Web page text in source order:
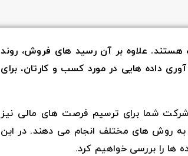
علاوه بر آن رسید های فروش، روند
داده هایی در مورد کسب و کارتان، برای
شرکت شما برای ترسیم فرصت های مالی نیز
به روش های مختلف انجام می دهند. در این
ها را بررسی خواهیم کرد.